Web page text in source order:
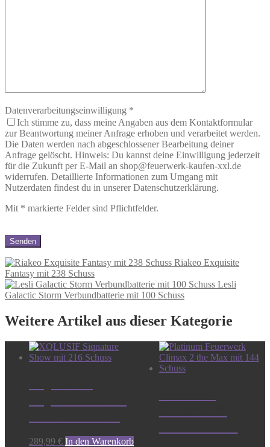
Datenverarbeitungseinwilligung *
Ich stimme zu, dass meine Angaben aus dem Kontaktformular
zur Beantwortung meiner Anfrage erhoben und verarbeitet werden.
Die Daten werden nach abgeschlossener Bearbeitung deiner
Anfrage gelöscht. Hinweis: Du kannst deine Einwilligung jederzeit
für die Zukunft per E-Mail an shop@feuerwerk-kaufen-xxl.de
widerrufen. Detaillierte Informationen zum Umgang mit
Nutzerdaten findest du in unserer Datenschutzerklärung.
Mit * markierte Felder sind Pflichtfelder.
Riakeo Exquisite
Fantasy mit 238 Schuss
Lesli
Galactic Storm Verbundbatterie mit 100 Schuss
Weitere Artikel aus dieser Kategorie
289,99 € In den Warenkorb